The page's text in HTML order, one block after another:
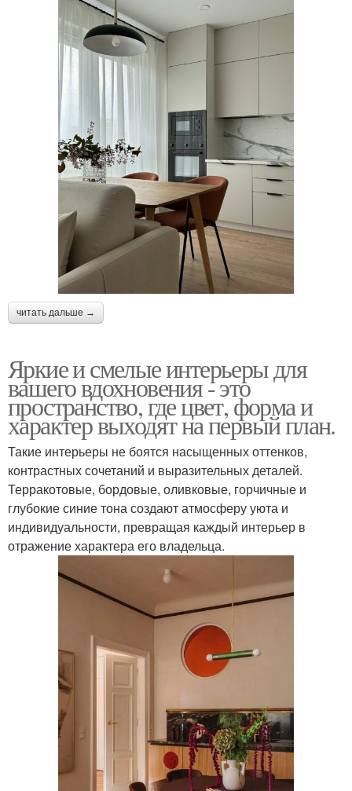
читать дальше →
Яркие и смелые интерьеры для
вашего вдохновения - это
пространство, где цвет, форма и
характер выходят на первый план.
Такие интерьеры не боятся насыщенных оттенков,
контрастных сочетаний и выразительных деталей.
Терракотовые, бордовые, оливковые, горчичные и
глубокие синие тона создают атмосферу уюта и
индивидуальности, превращая каждый интерьер в
отражение характера его владельца.